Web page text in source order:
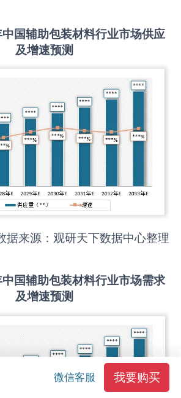
国辅助包装材料行业市场供应
及增速预测
据来源：观研天下数据中心整理
国辅助包装材料行业市场需求
及增速预测
微信客服 我要购买